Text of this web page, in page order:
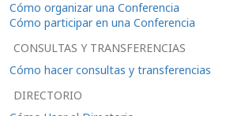
Cómo organizar una Conferencia
Cómo participar en una Conferencia
CONSULTAS Y TRANSFERENCIAS
Cómo hacer consultas y transferencias
DIRECTORIO